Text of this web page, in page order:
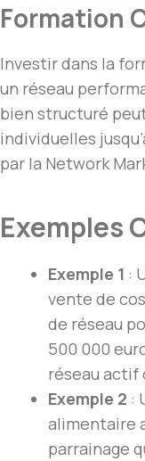
Formation
Investir dans la
un réseau
bien structuré
individuelles
par la Network
Exemples
Exemple 1 :
vente de
de réseau
500 000
réseau actif
Exemple 2 :
alimentaire
parrainage